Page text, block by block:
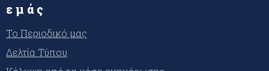
εμάς
Το Περιοδικό μας
Δελτία Τύπου